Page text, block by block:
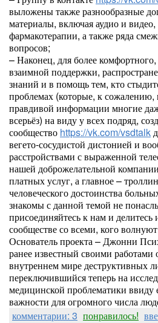
выложены также разнообразные
материалы, включая аудио и
фармакотерапии, а также ряда
вопросов;
– Наконец, для более
взаимной поддержки,
знаний и в помощь тем, кто
проблемах (которые, к сожалению,
правдивой информации многие
всерьёз) на виду у всех подряд,
сообщество https://vk.com/vsdtalk
вегето-сосудистой дистонией и
расстройствами с выраженной
нашей доброжелательной
платных услуг, а главное –
человеческого достоинства
знакомы с данной темой не
присоединяйтесь к нам и
сообществе со всеми, кого
Основатель проекта – Джонни
ранее известный своими работами
внутреннем мире деструктивных
переключившийся теперь на
медицинской проблематики ввиду
важности для огромного числа
комментарии: 3 понравилось!